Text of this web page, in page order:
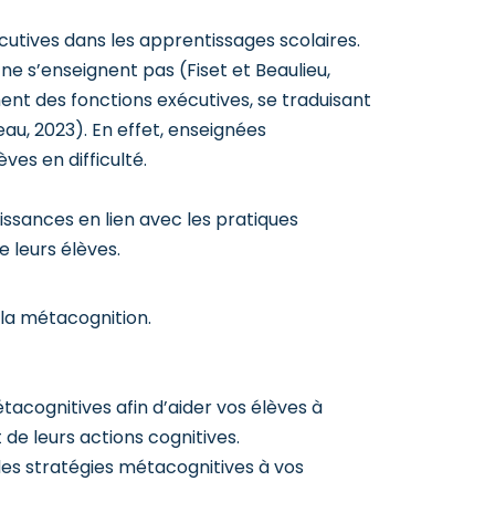
dans les apprentissages scolaires.
s’enseignent pas (Fiset et Beaulieu,
des fonctions exécutives, se traduisant
2023). En effet, enseignées
en difficulté.
en lien avec les pratiques
leurs élèves.
métacognition.
afin d’aider vos élèves à
leurs actions cognitives.
stratégies métacognitives à vos